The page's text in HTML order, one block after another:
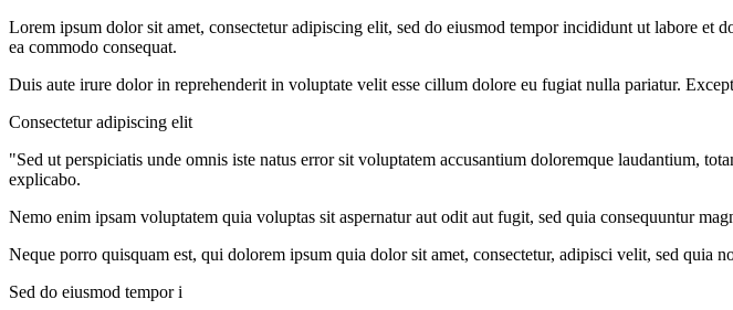
Lorem ipsum dolor sit amet, consectetur adipiscing elit, sed do eiusmod tempor incididunt ut labore
ea commodo consequat.
Duis aute irure dolor in reprehenderit in voluptate velit esse cillum dolore eu fugiat nulla pariatur.
Consectetur adipiscing elit
"Sed ut perspiciatis unde omnis iste natus error sit voluptatem accusantium doloremque laudantium,
explicabo.
Nemo enim ipsam voluptatem quia voluptas sit aspernatur aut odit aut fugit, sed quia consequuntur
Neque porro quisquam est, qui dolorem ipsum quia dolor sit amet, consectetur, adipisci velit, sed quia
Sed do eiusmod tempor i